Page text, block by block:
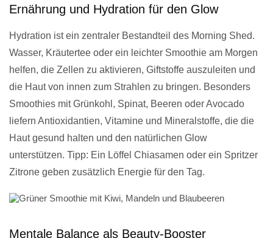
Ernährung und Hydration für den Glow
Hydration ist ein zentraler Bestandteil des Morning Shed.
Wasser, Kräutertee oder ein leichter Smoothie am Morgen
helfen, die Zellen zu aktivieren, Giftstoffe auszuleiten und
die Haut von innen zum Strahlen zu bringen. Besonders
Smoothies mit Grünkohl, Spinat, Beeren oder Avocado
liefern Antioxidantien, Vitamine und Mineralstoffe, die die
Haut gesund halten und den natürlichen Glow
unterstützen. Tipp: Ein Löffel Chiasamen oder ein Spritzer
Zitrone geben zusätzlich Energie für den Tag.
Mentale Balance als Beauty-Booster